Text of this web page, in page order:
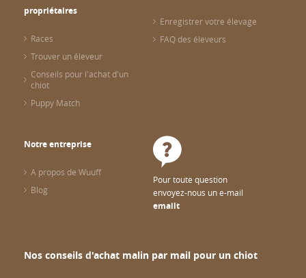
propriétaires
Races
Trouver un éleveur
Conseils pour l'achat d'un
chiot
Puppy Match
Enregistrer votre élevage
FAQ des éleveurs
Notre entreprise
A propos de Wuuff
Blog
Pour toute question
envoyez-nous un e-mail
emailt
Nos conseils d'achat malin par mail pour un chiot